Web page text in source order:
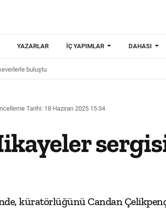
YAZARLAR İÇ YAPIMLAR DAHASI
buluştu
Tarihi: 18 Haziran 2025 15:34
küratörlüğünü Candan